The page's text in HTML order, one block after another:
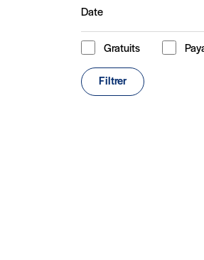
Date
Type de contenu
Gratuits
Filtrer